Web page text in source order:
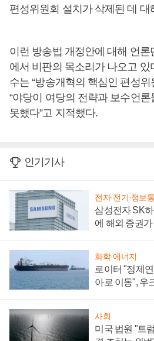
편성위원회 설치가 삭제된 데 대
이런 방송법 개정안에 대해 언론
에서 비판의 목소리가 나오고 있
수는 “방송개혁의 핵심인 편성위
“야당이 여당의 전략과 보수언론
못했다”고 지적했다.
인기기사
전자·전기·정보
삼성전자 SK
에 해외 증권
화학·에너지
로이터 "정제
아로 이동", 우
사회
미국 법원 "트